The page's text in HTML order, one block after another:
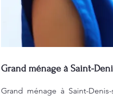
Grand ménage à Saint-
Grand ménage à Saint-